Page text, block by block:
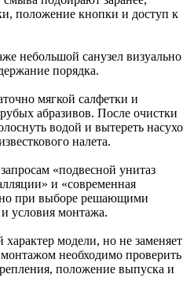
положение кнопки и доступ к
небольшой санузел визуально
порядка.
мягкой салфетки и
абразивов. После очистки
водой и вытереть насухо
налета.
«подвесной унитаз
и «современная
но при выборе решающими
условия монтажа.
модели, но не заменяет
необходимо проверить
положение выпуска и